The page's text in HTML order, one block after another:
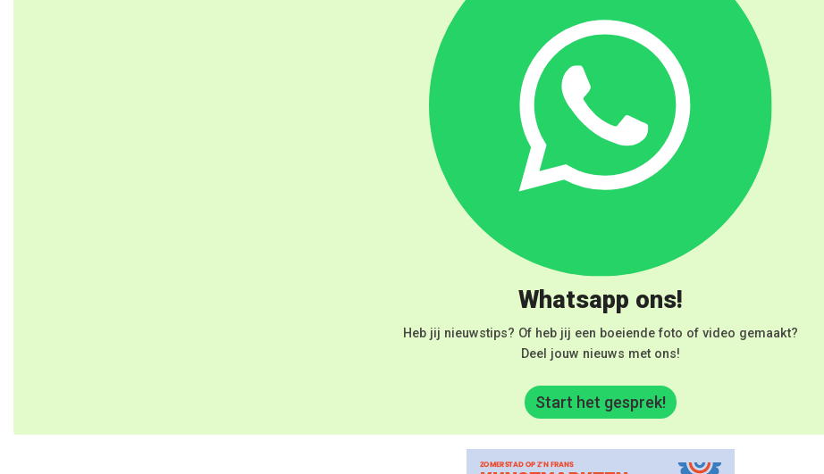
Whatsapp ons!
Heb jij nieuwstips? Of heb jij een boeiende foto of video gemaakt?
Deel jouw nieuws met ons!
Start het gesprek!